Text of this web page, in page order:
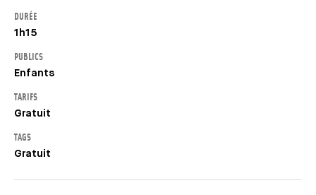
DURÉE
1h15
PUBLICS
Enfants
TARIFS
Gratuit
TAGS
Gratuit